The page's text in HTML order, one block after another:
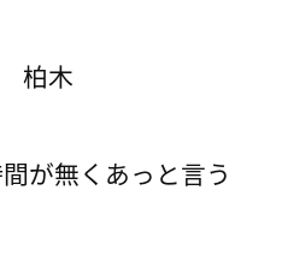
柏木
が無くあっと言う